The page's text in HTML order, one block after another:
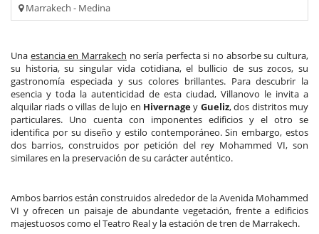
Marrakech - Medina
Una estancia en Marrakech no sería perfecta si no absorbe su cultura,
su historia, su singular vida cotidiana, el bullicio de sus zocos, su
gastronomía especiada y sus colores brillantes. Para descubrir la
esencia y toda la autenticidad de esta ciudad, Villanovo le invita a
alquilar riads o villas de lujo en Hivernagey Gueliz, dos distritos muy
particulares. Uno cuenta con imponentes edificios y el otro se
identifica por su diseño y estilo contemporáneo. Sin embargo, estos
dos barrios, construidos por petición del rey Mohammed VI, son
similares en la preservación de su carácter auténtico.
Ambos barrios están construidos alrededor de la Avenida Mohammed
VI y ofrecen un paisaje de abundante vegetación, frente a edificios
majestuosos como el Teatro Real y la estación de tren de Marrakech.